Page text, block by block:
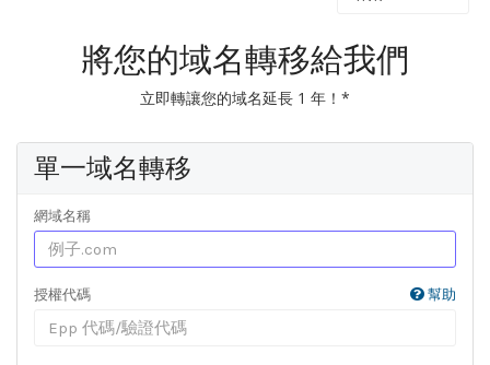
將您的域名轉移給我們
立即轉讓您的域名延長 1 年！*
單一域名轉移
網域名稱
授權代碼 幫助